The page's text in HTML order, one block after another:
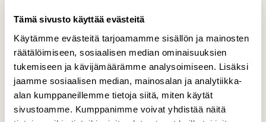
Tämä sivusto käyttää evästeitä
Käytämme evästeitä tarjoamamme sisällön ja mainosten
räätälöimiseen, sosiaalisen median ominaisuuksien
tukemiseen ja kävijämäärämme analysoimiseen. Lisäksi
jaamme sosiaalisen median, mainosalan ja analytiikka-
alan kumppaneillemme tietoja siitä, miten käytät
sivustoamme. Kumppanimme voivat yhdistää näitä